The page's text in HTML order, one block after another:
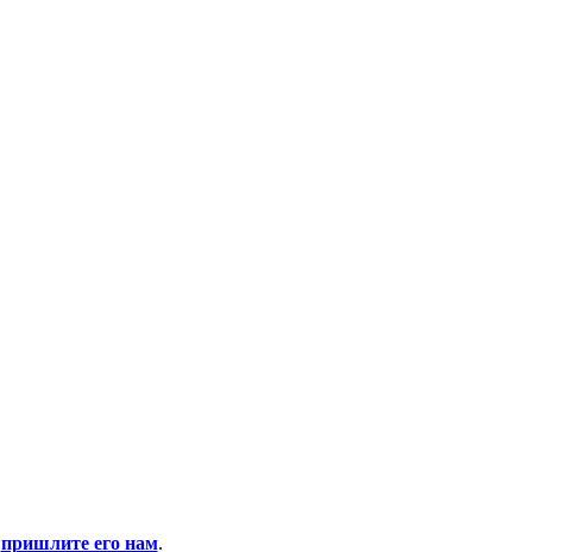
пришлите его нам.